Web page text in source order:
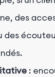
des
des
: